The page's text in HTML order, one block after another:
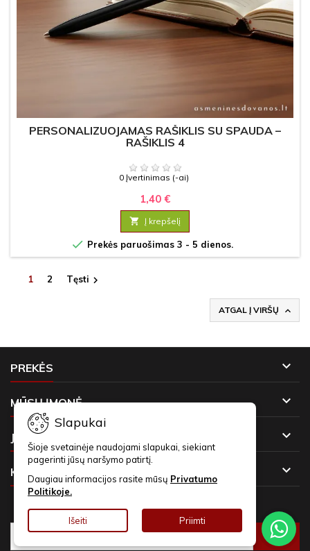
PERSONALIZUOJAMAS RAŠIKLIS SU SPAUDA –
RAŠIKLIS 4
0 Įvertinimas (-ai)
1,40 €
 Į krepšelį
 Prekės paruošimas 3 - 5 dienos.
1 2 Tęsti 
ATGAL Į VIRŠŲ 
PREKĖS 
MŪSŲ ĮMONĖ 
JŪSŲ PASKYRA 
KONTAKTAI 
Slapukai
Šioje svetainėje naudojami slapukai, siekiant
pagerinti jūsų naršymo patirtį.
Daugiau informacijos rasite mūsų Privatumo
Politikoje.
Išeiti Priimti
NAUJIENLAIŠKIAI